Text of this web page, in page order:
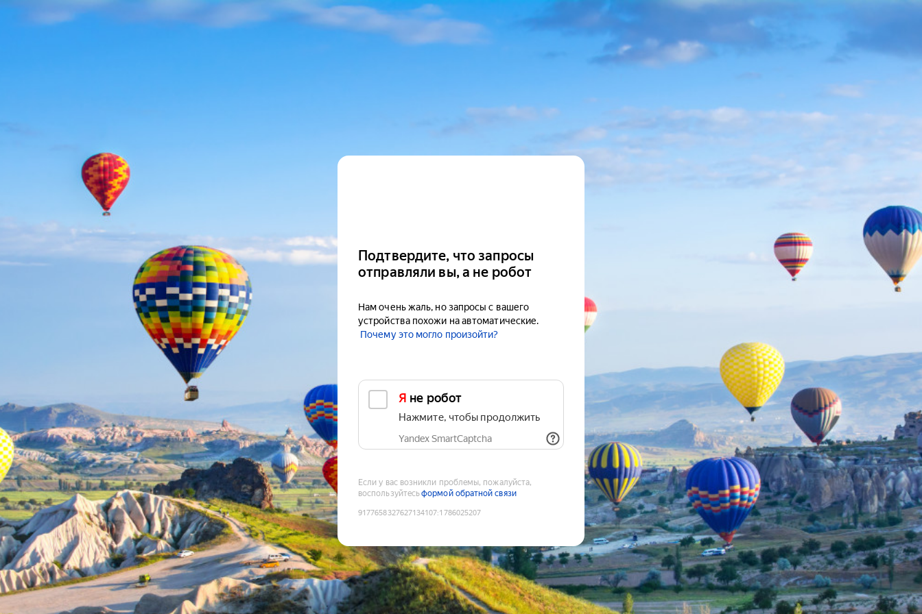
Подтвердите, что запросы
отправляли вы, а не робот
Нам очень жаль, но запросы с вашего
устройства похожи на автоматические.
Почему это могло произойти?
Я не робот
Нажмите, чтобы продолжить
Yandex SmartCaptcha
Если у вас возникли проблемы, пожалуйста,
воспользуйтесьформой обратной связи
9177658327627134107:1786025207